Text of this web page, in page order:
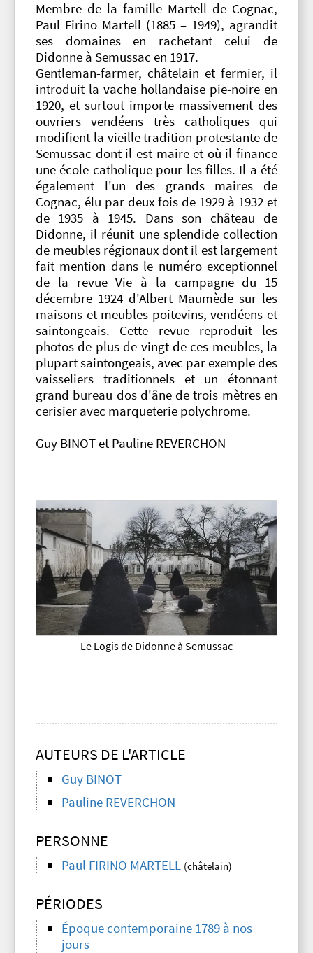
Membre de la famille Martell de Cognac,
Paul Firino Martell (1885 – 1949), agrandit
ses domaines en rachetant celui de
Didonne à Semussac en 1917.
Gentleman-farmer, châtelain et fermier, il
introduit la vache hollandaise pie-noire en
1920, et surtout importe massivement des
ouvriers vendéens très catholiques qui
modifient la vieille tradition protestante de
Semussac dont il est maire et où il finance
une école catholique pour les filles. Il a été
également l'un des grands maires de
Cognac, élu par deux fois de 1929 à 1932 et
de 1935 à 1945. Dans son château de
Didonne, il réunit une splendide collection
de meubles régionaux dont il est largement
fait mention dans le numéro exceptionnel
de la revue Vie à la campagne du 15
décembre 1924 d'Albert Maumède sur les
maisons et meubles poitevins, vendéens et
saintongeais. Cette revue reproduit les
photos de plus de vingt de ces meubles, la
plupart saintongeais, avec par exemple des
vaisseliers traditionnels et un étonnant
grand bureau dos d'âne de trois mètres en
cerisier avec marqueterie polychrome.
Guy BINOT et Pauline REVERCHON
Le Logis de Didonne à Semussac
AUTEURS DE L'ARTICLE
Guy BINOT
Pauline REVERCHON
PERSONNE
Paul FIRINO MARTELL (châtelain)
PÉRIODES
Époque contemporaine 1789 à nos
jours